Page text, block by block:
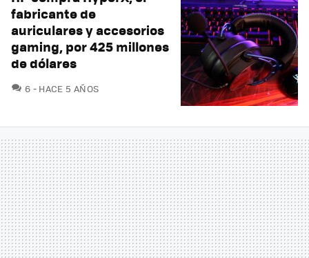
fabricante de
auriculares y accesorios
gaming, por 425 millones
de dólares
6 COMENTARIOS
HACE 5 AÑOS